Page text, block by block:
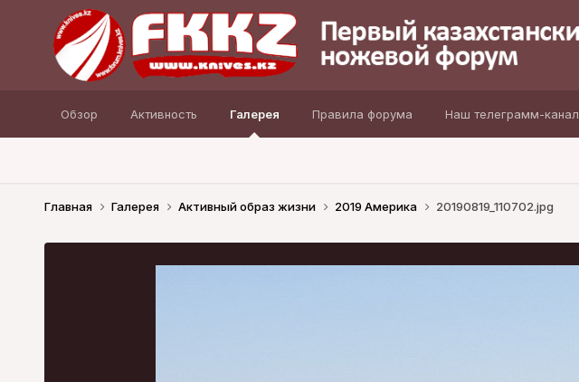
Обзор Активность Галерея Правила форума Наш телеграмм-канал
Главная Галерея Активный образ жизни 2019 Америка 20190819_110702.jpg